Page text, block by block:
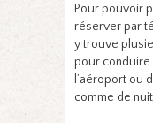
Pour pouvoir
réserver par
y trouve
pour conduire
l’aéroport ou
comme de